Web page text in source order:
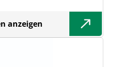
anzeigen